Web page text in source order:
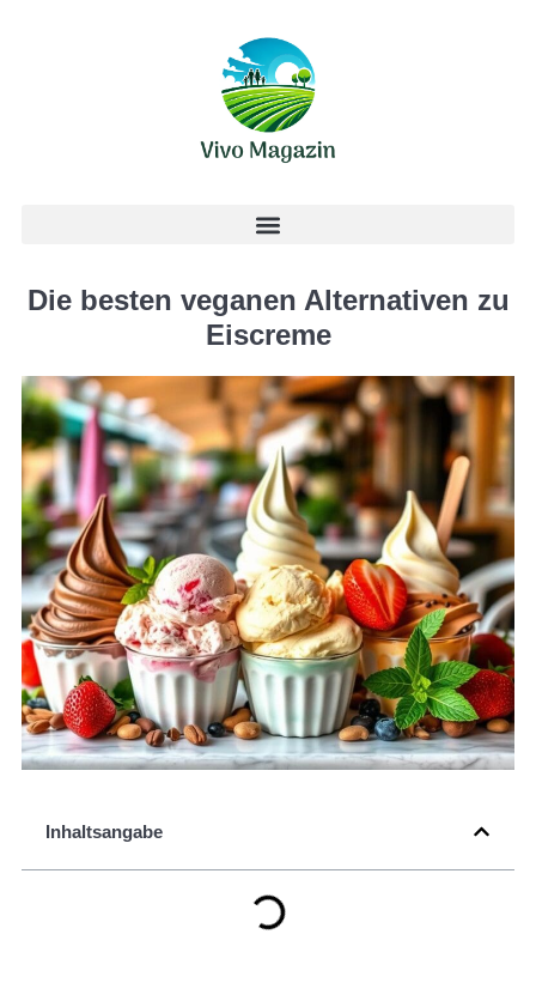
Die besten veganen Alternativen zu
Eiscreme
Inhaltsangabe